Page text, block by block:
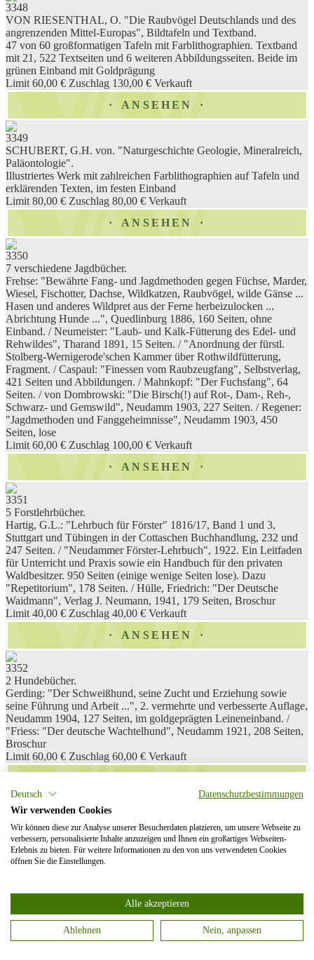
3348
VON RIESENTHAL, O. "Die Raubvögel Deutschlands und des
angrenzenden Mittel-Europas", Bildtafeln und Textband.
47 von 60 großformatigen Tafeln mit Farblithographien. Textband
mit 21, 522 Textseiten und 6 weiteren Abbildungsseiten. Beide im
grünen Einband mit Goldprägung
Limit 60,00 € Zuschlag 130,00 € Verkauft
ANSEHEN
3349
SCHUBERT, G.H. von. "Naturgeschichte Geologie, Mineralreich,
Paläontologie".
Illustriertes Werk mit zahlreichen Farblithographien auf Tafeln und
erklärenden Texten, im festen Einband
Limit 80,00 € Zuschlag 80,00 € Verkauft
ANSEHEN
3350
7 verschiedene Jagdbücher.
Frehse: "Bewährte Fang- und Jagdmethoden gegen Füchse, Marder,
Wiesel, Fischotter, Dachse, Wildkatzen, Raubvögel, wilde Gänse ...
Hasen und anderes Wildpret aus der Ferne herbeizulocken ...
Abrichtung Hunde ...", Quedlinburg 1886, 160 Seiten, ohne
Einband. / Neumeister: "Laub- und Kalk-Fütterung des Edel- und
Rehwildes", Tharand 1891, 15 Seiten. / "Anordnung der fürstl.
Stolberg-Wernigerode'schen Kammer über Rothwildfütterung,
Fragment. / Caspaul: "Finessen vom Raubzeugfang", Selbstverlag,
421 Seiten und Abbildungen. / Mahnkopf: "Der Fuchsfang", 64
Seiten. / von Dombrowski: "Die Birsch(!) auf Rot-, Dam-, Reh-,
Schwarz- und Gemswild", Neudamm 1903, 227 Seiten. / Regener:
"Jagdmethoden und Fanggeheimnisse", Neudamm 1903, 450
Seiten, lose
Limit 60,00 € Zuschlag 100,00 € Verkauft
ANSEHEN
3351
5 Forstlehrbücher.
Hartig, G.L.: "Lehrbuch für Förster" 1816/17, Band 1 und 3,
Stuttgart und Tübingen in der Cottaschen Buchhandlung, 232 und
247 Seiten. / "Neudammer Förster-Lehrbuch", 1922. Ein Leitfaden
für Unterricht und Praxis sowie ein Handbuch für den privaten
Waldbesitzer. 950 Seiten (einige wenige Seiten lose). Dazu
"Repetitorium", 178 Seiten. / Hülle, Friedrich: "Der Deutsche
Waidmann", Verlag J. Neumann, 1941, 179 Seiten, Broschur
Limit 40,00 € Zuschlag 40,00 € Verkauft
ANSEHEN
3352
2 Hundebücher.
Gerding: "Der Schweißhund, seine Zucht und Erziehung sowie
seine Führung und Arbeit ...", 2. vermehrte und verbesserte Auflage,
Neudamm 1904, 127 Seiten, im goldgeprägten Leineneinband. /
"Friess: "Der deutsche Wachtelhund", Neudamm 1921, 208 Seiten,
Broschur
Limit 60,00 € Zuschlag 60,00 € Verkauft
3353
Konvolut Forstliteratur, 5 Bände.
Fürst: "Illustriertes Forst- und Jagdlexikon", Berlin 1888, 827
Seiten. / Seibt: "Das Schälen des Rotwildes", Berlin 1911, 64
Seiten./ Becker-Dillingen: "Die Ernährung des Waldes", Berlin
"Katechismus des Forstschutz- und Hülfsdienstes", Tübingen 1897,
216 Seiten
Limit 60,00 €
Deutsch
Datenschutzbestimmungen
Wir verwenden Cookies
Wir können diese zur Analyse unserer Besucherdaten platzieren, um unsere Webseite zu
verbessern, personalisierte Inhalte anzuzeigen und Ihnen ein großartiges Webseiten-
Erlebnis zu bieten. Für weitere Informationen zu den von uns verwendeten Cookies
öffnen Sie die Einstellungen.
Alle akzeptieren
Ablehnen Nein, anpassen